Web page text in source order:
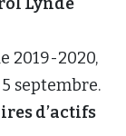
2019-2020,
septembre.
d’actifs